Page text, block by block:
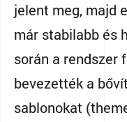
jelent meg, majd
már stabilabb és
során a rendszer
bevezették a
sablonokat